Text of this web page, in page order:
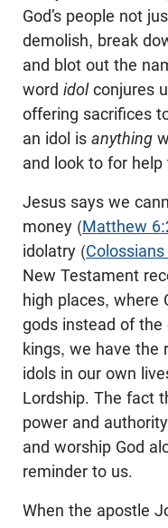
God’s people not
demolish, break
and blot out the
word idolconjures
offering sacrifices
an idol is anything
and look to for help
Jesus says we
money (Matthew
idolatry (
New Testament
high places, where
gods instead of the
kings, we have the
idols in our own
Lordship. The fact
power and
and worship God
reminder to us.
When the apostle